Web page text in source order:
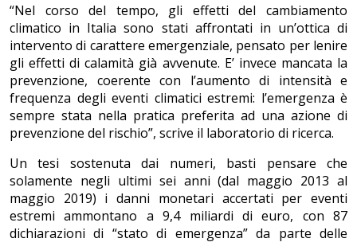
“Nel corso del tempo, gli effetti del cambiamento
climatico in Italia sono stati affrontati in un’ottica di
intervento di carattere emergenziale, pensato per lenire
gli effetti di calamità già avvenute. E’ invece mancata la
prevenzione, coerente con l’aumento di intensità e
frequenza degli eventi climatici estremi: l’emergenza è
sempre stata nella pratica preferita ad una azione di
prevenzione del rischio”, scrive il laboratorio di ricerca.
Un tesi sostenuta dai numeri, basti pensare che
solamente negli ultimi sei anni (dal maggio 2013 al
maggio 2019) i danni monetari accertati per eventi
estremi ammontano a 9,4 miliardi di euro, con 87
dichiarazioni di “stato di emergenza” da parte delle